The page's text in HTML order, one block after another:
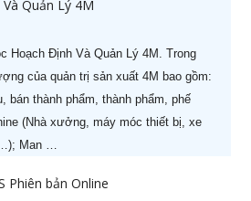
Quản Lý 4M
Hoạch Định Và Quản Lý 4M. Trong
của quản trị sản xuất 4M bao gồm:
bán thành phẩm, thành phẩm, phế
(Nhà xưởng, máy móc thiết bị, xe
…); Man …
Phiên bản Online